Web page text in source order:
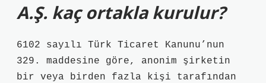
A.Ş. kaç ortakla kurulur?
6102 sayılı Türk Ticaret Kanunu’nun
329. maddesine göre, anonim şirketin
bir veya birden fazla kişi tarafından